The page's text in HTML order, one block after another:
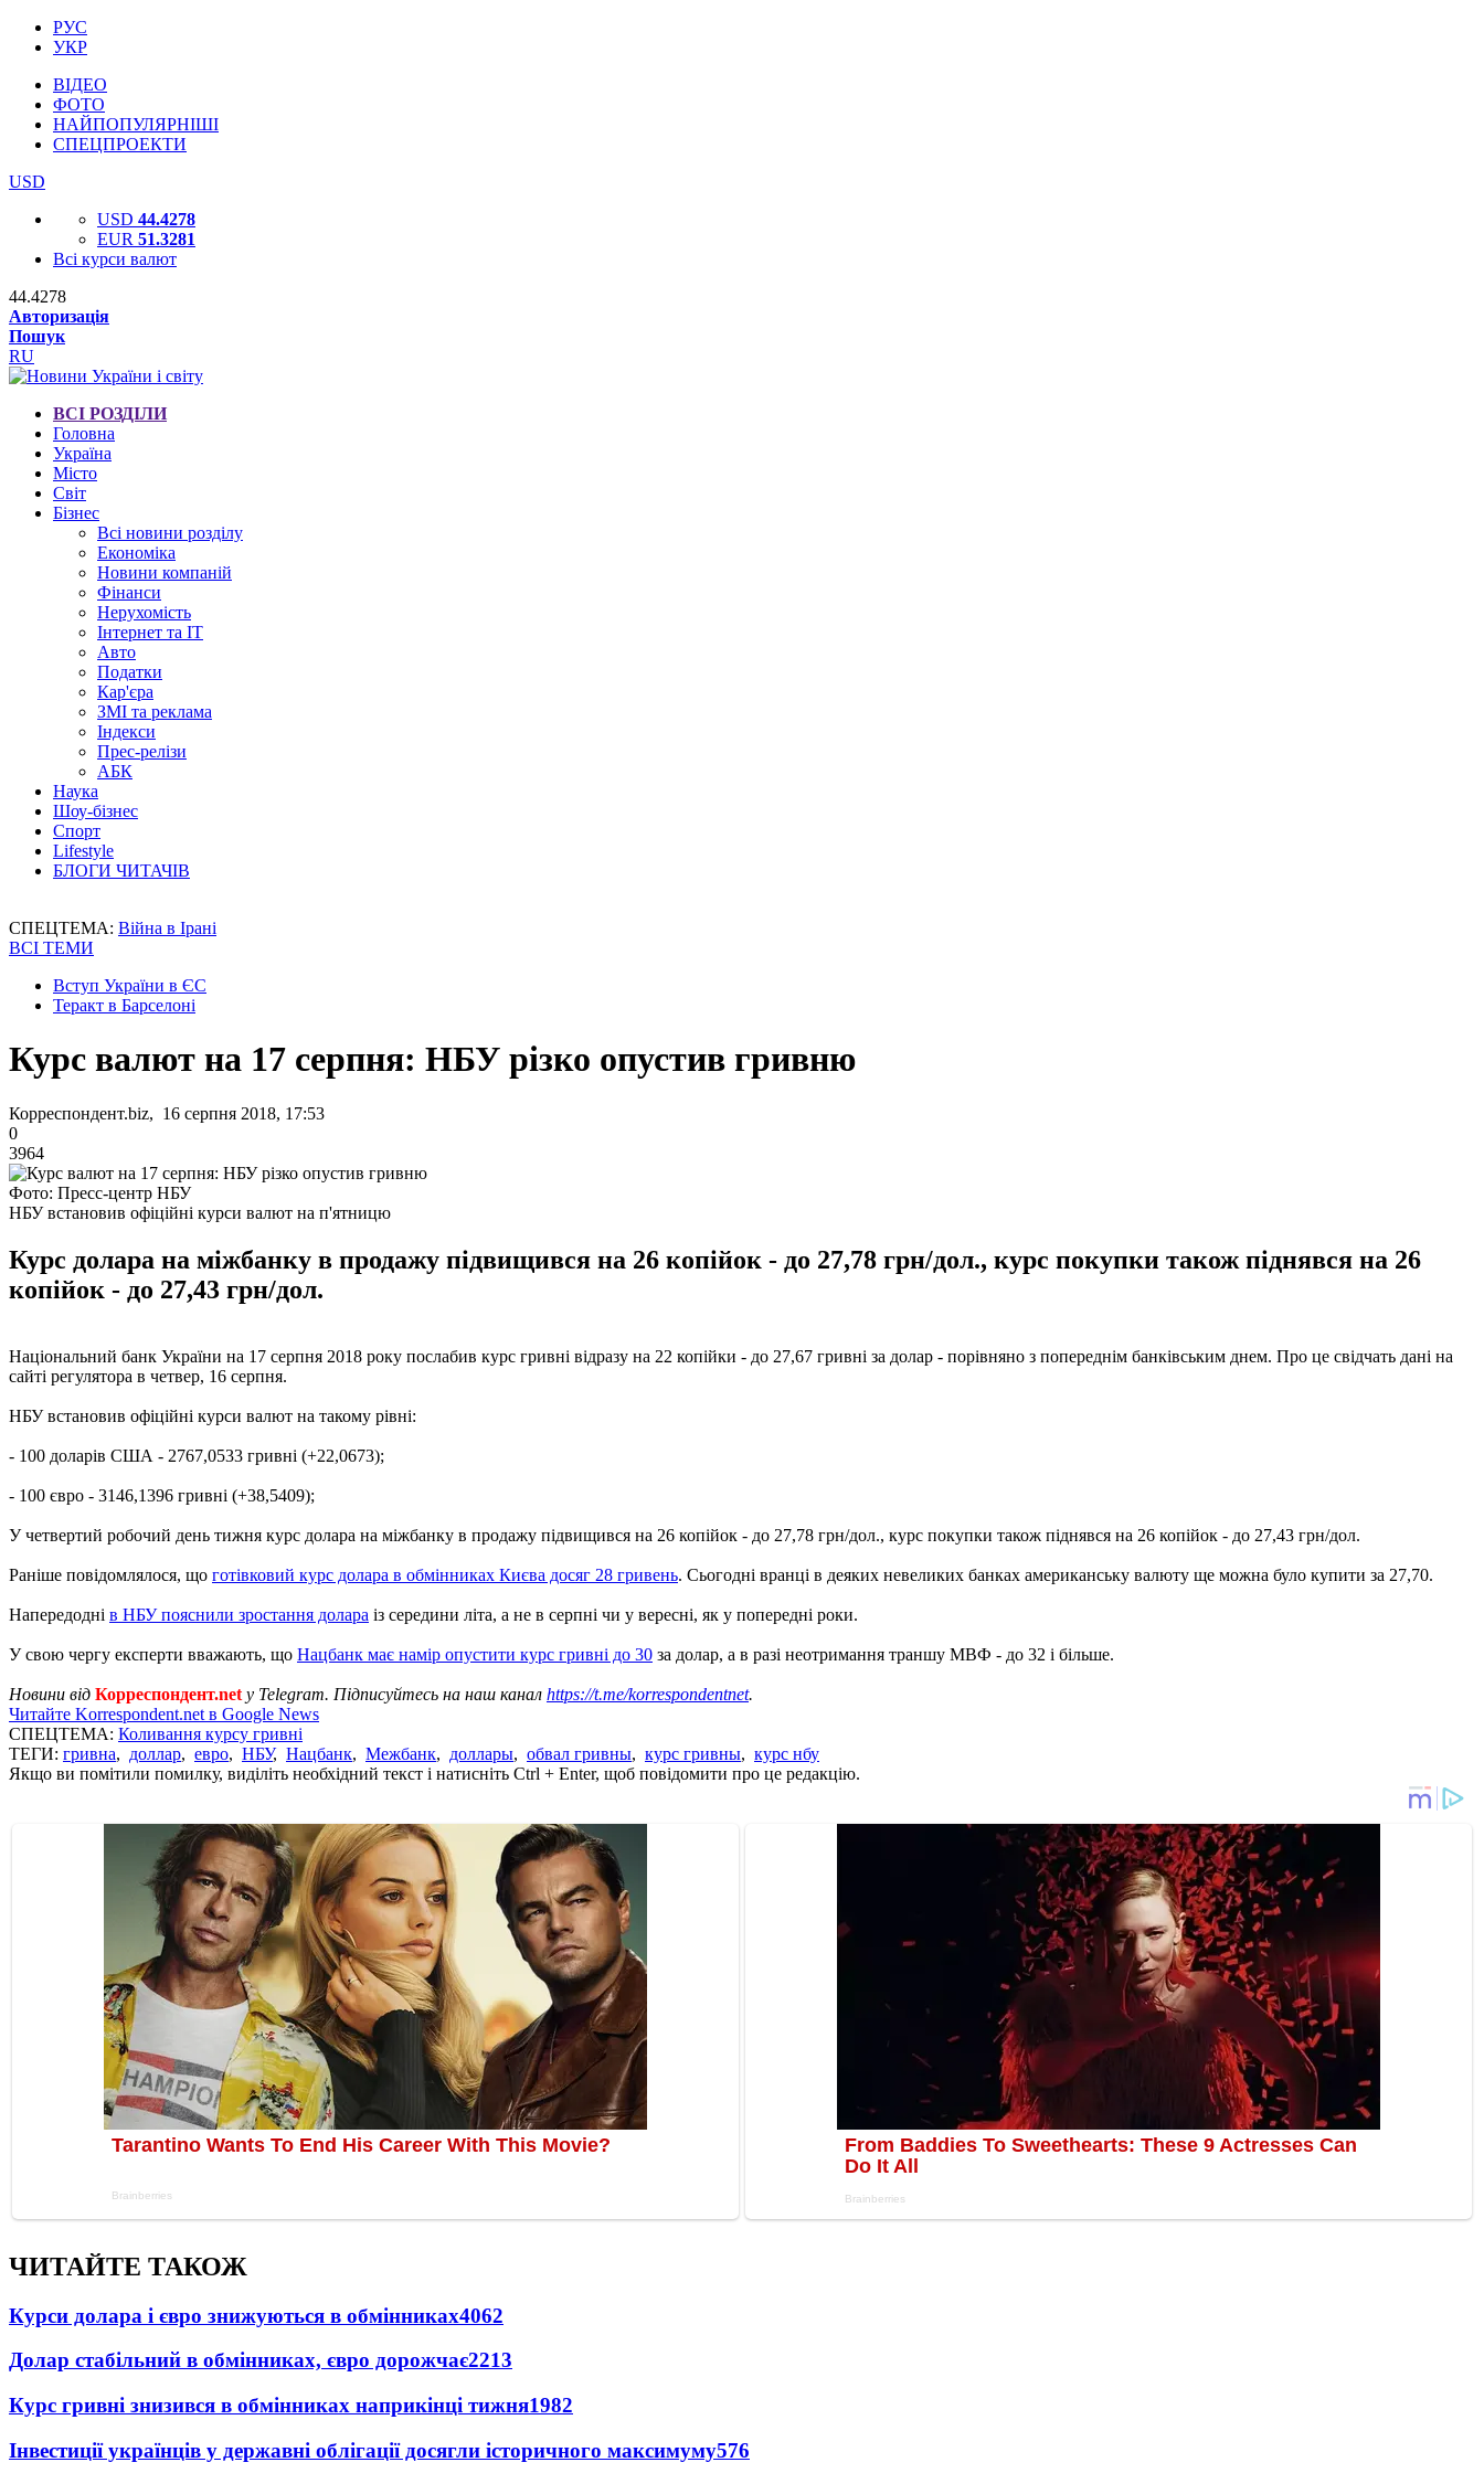
РУС
УКР
ВІДЕО
ФОТО
НАЙПОПУЛЯРНІШІ
СПЕЦПРОЕКТИ
USD
USD 44.4278
EUR 51.3281
Всі курси валют
44.4278
Авторизація
Пошук
RU
ВСІ РОЗДІЛИ
Головна
Україна
Місто
Світ
Бізнес
Всі новини розділу
Економіка
Новини компаній
Фінанси
Нерухомість
Інтернет та IT
Авто
Податки
Кар'єра
ЗМІ та реклама
Індекси
Прес-релізи
АБК
Наука
Шоу-бізнес
Спорт
Lifestyle
БЛОГИ ЧИТАЧІВ
СПЕЦТЕМА: Війна в Ірані
ВСІ ТЕМИ
Вступ України в ЄС
Теракт в Барселоні
Курс валют на 17 серпня: НБУ різко опустив гривню
Корреспондент.biz, 16 серпня 2018, 17:53
0
3964
Фото: Пресс-центр НБУ
НБУ встановив офіційні курси валют на п'ятницю
Курс долара на міжбанку в продажу підвищився на 26 копійок - до 27,78 грн/дол., курс покупки також піднявся на 26
копійок - до 27,43 грн/дол.
Національний банк України на 17 серпня 2018 року послабив курс гривні відразу на 22 копійки - до 27,67 гривні за долар - порівняно з попереднім банківським днем. Про це свідчать дані на
сайті регулятора в четвер, 16 серпня.
НБУ встановив офіційні курси валют на такому рівні:
- 100 доларів США - 2767,0533 гривні (+22,0673);
- 100 євро - 3146,1396 гривні (+38,5409);
У четвертий робочий день тижня курс долара на міжбанку в продажу підвищився на 26 копійок - до 27,78 грн/дол., курс покупки також піднявся на 26 копійок - до 27,43 грн/дол.
Раніше повідомлялося, що готівковий курс долара в обмінниках Києва досяг 28 гривень. Сьогодні вранці в деяких невеликих банках американську валюту ще можна було купити за 27,70.
Напередодні в НБУ пояснили зростання долара із середини літа, а не в серпні чи у вересні, як у попередні роки.
У свою чергу експерти вважають, що Нацбанк має намір опустити курс гривні до 30 за долар, а в разі неотримання траншу МВФ - до 32 і більше.
Новини від Корреспондент.net у Telegram. Підписуйтесь на наш канал https://t.me/korrespondentnet.
Читайте Korrespondent.net в Google News
СПЕЦТЕМА: Коливання курсу гривні
ТЕГИ: гривна, доллар, евро, НБУ, Нацбанк, Межбанк, доллары, обвал гривны, курс гривны, курс нбу
Якщо ви помітили помилку, виділіть необхідний текст і натисніть Ctrl + Enter, щоб повідомити про це редакцію.
ЧИТАЙТЕ ТАКОЖ
Курси долара і євро знижуються в обмінниках4062
Долар стабільний в обмінниках, євро дорожчає2213
Курс гривні знизився в обмінниках наприкінці тижня1982
Інвестиції українців у державні облігації досягли історичного максимуму576